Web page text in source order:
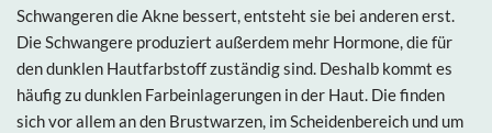
Schwangeren die Akne bessert, entsteht sie bei anderen erst.
Die Schwangere produziert außerdem mehr Hormone, die für
den dunklen Hautfarbstoff zuständig sind. Deshalb kommt es
häufig zu dunklen Farbeinlagerungen in der Haut. Die finden
sich vor allem an den Brustwarzen, im Scheidenbereich und um